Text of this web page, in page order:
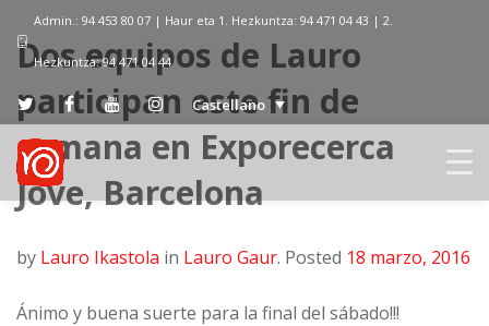
Admin.: 94 453 80 07 | Haur eta 1. Hezkuntza: 94 471 04 43 | 2.
Hezkuntza: 94 471 04 44
Castellano
Dos equipos de Lauro
participan este fin de
semana en Exporecerca
Jove, Barcelona
by Lauro Ikastola in Lauro Gaur. Posted 18 marzo, 2016
Ánimo y buena suerte para la final del sábado!!!